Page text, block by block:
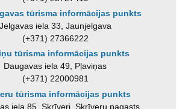
tūrisma informācijas punkts
Jelgavas iela 33, Jaunjelgava
(+371) 27366222
tūrisma informācijas punkts
Daugavas iela 49, Pļaviņas
(+371) 22000981
tūrisma informācijas punkts
iela 85, Skrīveri, Skrīveru pagasts